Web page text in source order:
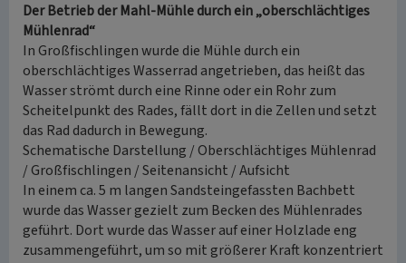
Der Betrieb der Mahl-Mühle durch ein „oberschlächtiges
Mühlenrad“
In Großfischlingen wurde die Mühle durch ein
oberschlächtiges Wasserrad angetrieben, das heißt das
Wasser strömt durch eine Rinne oder ein Rohr zum
Scheitelpunkt des Rades, fällt dort in die Zellen und setzt
das Rad dadurch in Bewegung.
Schematische Darstellung / Oberschlächtiges Mühlenrad
/ Großfischlingen / Seitenansicht / Aufsicht
In einem ca. 5 m langen Sandsteingefassten Bachbett
wurde das Wasser gezielt zum Becken des Mühlenrades
geführt. Dort wurde das Wasser auf einer Holzlade eng
zusammengeführt, um so mit größerer Kraft konzentriert